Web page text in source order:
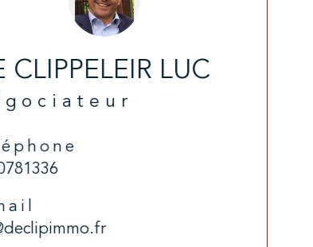
CLIPPELEIR LUC